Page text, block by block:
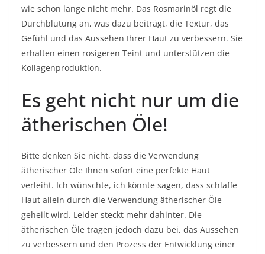
wie schon lange nicht mehr. Das Rosmarinöl regt die
Durchblutung an, was dazu beiträgt, die Textur, das
Gefühl und das Aussehen Ihrer Haut zu verbessern. Sie
erhalten einen rosigeren Teint und unterstützen die
Kollagenproduktion.
Es geht nicht nur um die
ätherischen Öle!
Bitte denken Sie nicht, dass die Verwendung
ätherischer Öle Ihnen sofort eine perfekte Haut
verleiht. Ich wünschte, ich könnte sagen, dass schlaffe
Haut allein durch die Verwendung ätherischer Öle
geheilt wird. Leider steckt mehr dahinter. Die
ätherischen Öle tragen jedoch dazu bei, das Aussehen
zu verbessern und den Prozess der Entwicklung einer